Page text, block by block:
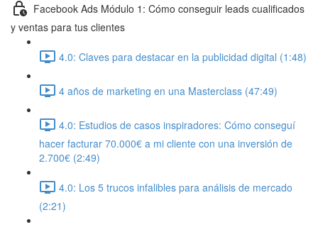
Facebook Ads Módulo 1: Cómo conseguir leads cualificados
y ventas para tus clientes
4.0: Claves para destacar en la publicidad digital (1:48)
4 años de marketing en una Masterclass (47:49)
4.0: Estudios de casos inspiradores: Cómo conseguí
hacer facturar 70.000€ a mi cliente con una inversión de
2.700€ (2:49)
4.0: Los 5 trucos infalibles para análisis de mercado
(2:21)